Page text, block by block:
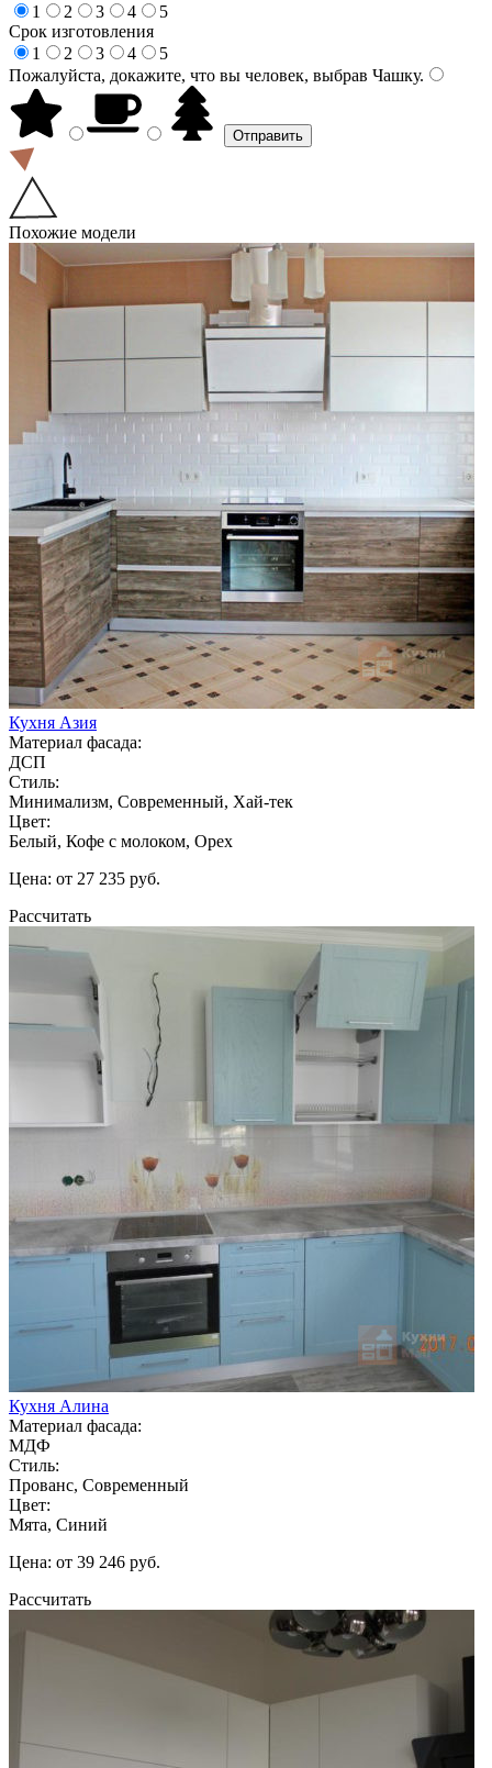
1
2 3 4
5
Срок изготовления
1
2 3 4
5
Пожалуйста, докажите, что вы человек, выбрав Чашку.
Похожие модели
Кухня Азия
Материал фасада:
ДСП
Стиль:
Минимализм, Современный, Хай-тек
Цвет:
Белый, Кофе с молоком, Орех
Цена: от 27 235 руб.
Рассчитать
Кухня Алина
Материал фасада:
МДФ
Стиль:
Прованс, Современный
Цвет:
Мята, Синий
Цена: от 39 246 руб.
Рассчитать